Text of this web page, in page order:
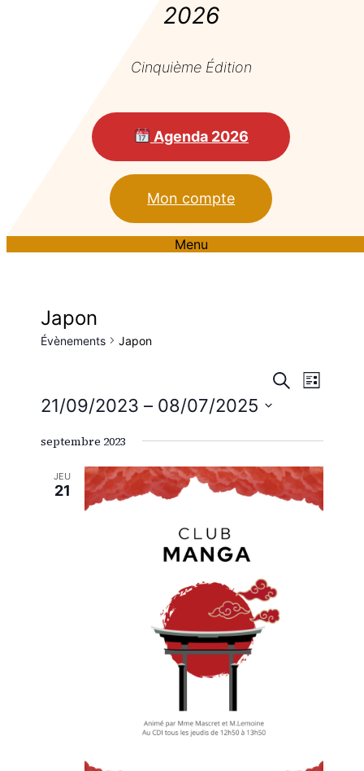
2026
Cinquième Édition
Agenda 2026
Mon compte
Menu
Japon
Évènements Japon
et
de
Recherche
Liste
21/09/2023 – 08/07/2025
une
date.
septembre 2023
JEU
21